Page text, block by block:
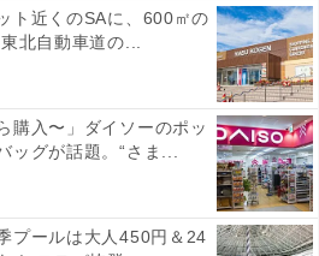
りますように）
ますように）
りますように）
ますように）
りますように）
りますように）
ト近くのSAに、600㎡の
北自動車道の...
購入〜」ダイソーのポッ
ッグが話題。“さま...
プールは大人450円＆24